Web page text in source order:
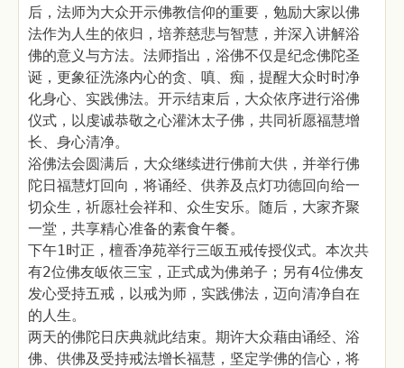
后，法师为大众开示佛教信仰的重要，勉励大家以佛
法作为人生的依归，培养慈悲与智慧，并深入讲解浴
佛的意义与方法。法师指出，浴佛不仅是纪念佛陀圣
诞，更象征洗涤内心的贪、嗔、痴，提醒大众时时净
化身心、实践佛法。开示结束后，大众依序进行浴佛
仪式，以虔诚恭敬之心灌沐太子佛，共同祈愿福慧增
长、身心清净。
浴佛法会圆满后，大众继续进行佛前大供，并举行佛
陀日福慧灯回向，将诵经、供养及点灯功德回向给一
切众生，祈愿社会祥和、众生安乐。随后，大家齐聚
一堂，共享精心准备的素食午餐。
下午1时正，檀香净苑举行三皈五戒传授仪式。本次共
有2位佛友皈依三宝，正式成为佛弟子；另有4位佛友
发心受持五戒，以戒为师，实践佛法，迈向清净自在
的人生。
两天的佛陀日庆典就此结束。期许大众藉由诵经、浴
佛、供佛及受持戒法增长福慧，坚定学佛的信心，将